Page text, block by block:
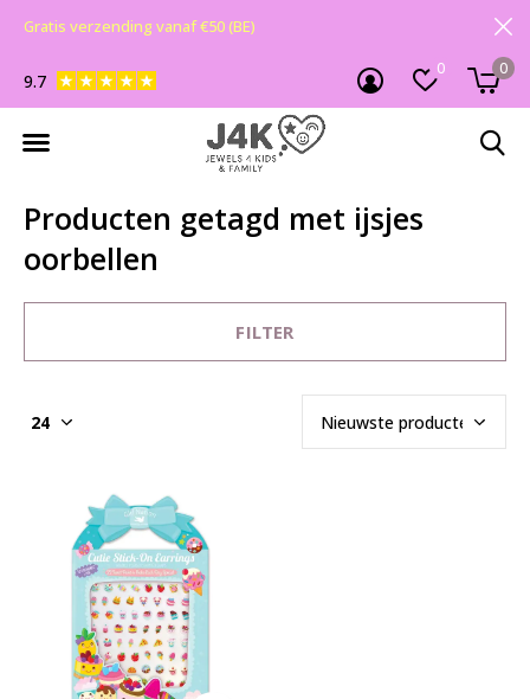
0 0
9.7
Gratis verzending vanaf €50 (BE)
Producten getagd met ijsjes
oorbellen
FILTER